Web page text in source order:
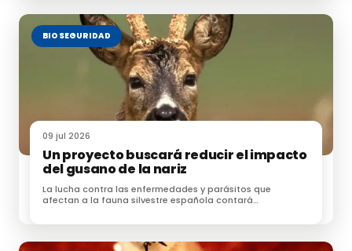
BIOSEGURIDAD
09 jul 2026
Un proyecto buscará reducir el impacto
del gusano de la nariz
La lucha contra las enfermedades y parásitos que
afectan a la fauna silvestre española contará